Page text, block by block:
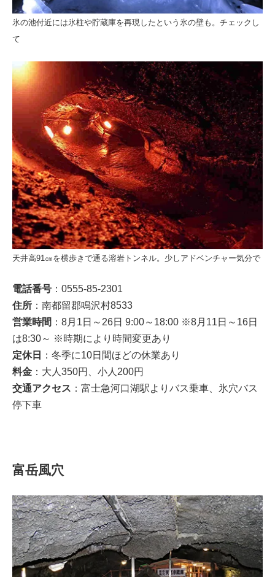
氷の池付近には氷柱や貯蔵庫を再現したという氷の壁も。チェックし
て
天井高91㎝を横歩きで通る溶岩トンネル。少しアドベンチャー気分で
電話番号 ：0555-85-2301
住所 ：南都留郡鳴沢村8533
営業時間 ：8月1日～26日 9:00～18:00 ※8月11日～16日
は8:30～ ※時期により時間変更あり
定休日
：冬季に10日間ほどの休業あり
料金 ：大人350円、小人200円
交通アクセス ：富士急河口湖駅よりバス乗車、氷穴バス
停下車
富岳風穴